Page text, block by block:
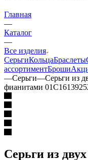
Главная
—
Каталог
—
Все изделия
СерьгиКольцаБраслеты
ассортиментБроши
—Серьги—Серьги из
фианитами
Серьги из